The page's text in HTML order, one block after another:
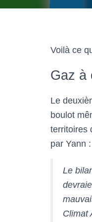
Voilà ce
Gaz à
Le
boulot
territoires
par Yann :
Le
Climat